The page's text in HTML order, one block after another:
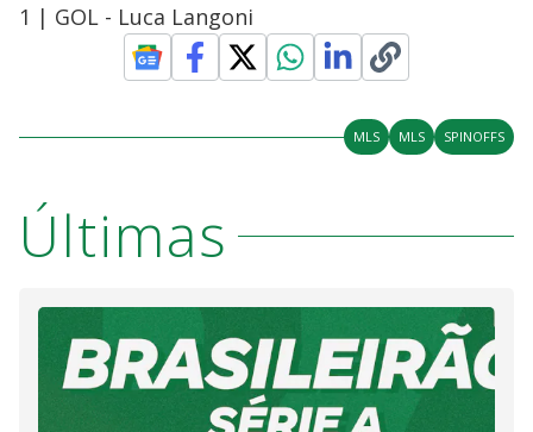
1 | GOL - Luca Langoni
MLS MLS SPINOFFS
Últimas